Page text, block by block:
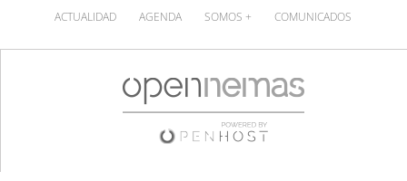
ACTUALIDAD
AGENDA SOMOS + COMUNICADOS